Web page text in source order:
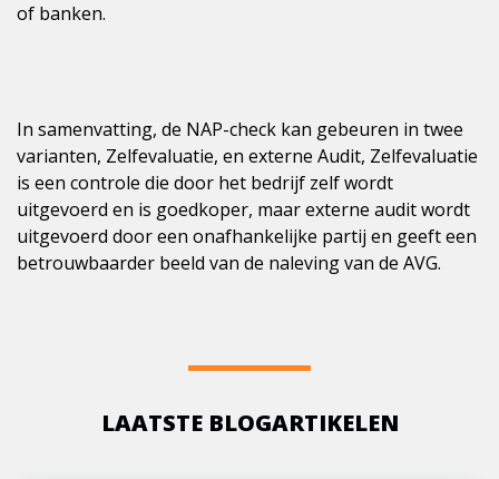
of banken.
In samenvatting, de NAP-check kan gebeuren in twee
varianten, Zelfevaluatie, en externe Audit, Zelfevaluatie
is een controle die door het bedrijf zelf wordt
uitgevoerd en is goedkoper, maar externe audit wordt
uitgevoerd door een onafhankelijke partij en geeft een
betrouwbaarder beeld van de naleving van de AVG.
LAATSTE BLOGARTIKELEN